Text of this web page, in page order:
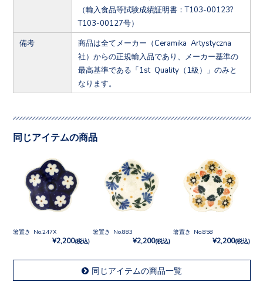
（輸入食品等試験成績証明書：T103-00123?
T103-00127号）
備考
商品は全てメーカー（Ceramika Artystyczna
社）からの正規輸入品であり、メーカー基準の
最高基準である「1st Quality（1級）」のみと
なります。
同じアイテムの商品
箸置き No.247X
¥2,200(税込)
箸置き No.883
¥2,200(税込)
箸置き No.858
¥2,200(税込)
同じアイテムの商品一覧